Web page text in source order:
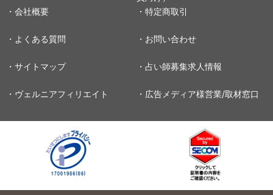
・会社概要
・特定商取引
・よくある質問 ・お問い合わせ
・サイトマップ ・占い師募集求人情報
・ヴェルニアフィリエイト ・広告メディア様営業/取材窓口